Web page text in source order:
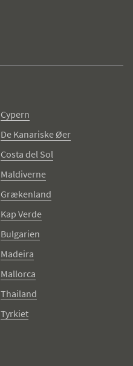
Cypern
De Kanariske Øer
Costa del Sol
Maldiverne
Grækenland
Kap Verde
Bulgarien
Madeira
Mallorca
Thailand
Tyrkiet